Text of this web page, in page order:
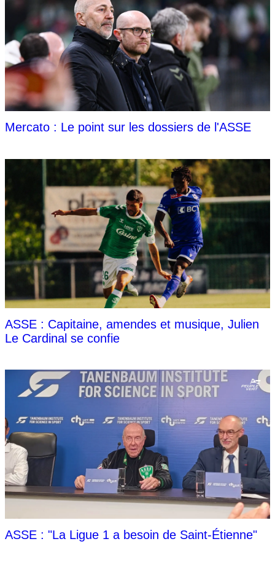
Mercato : Le point sur les dossiers de l'ASSE
ASSE : Capitaine, amendes et musique, Julien
Le Cardinal se confie
ASSE : "La Ligue 1 a besoin de Saint-Étienne"